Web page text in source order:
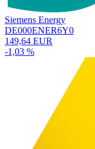
Siemens Energy
DE000ENER6Y0
149,64 EUR
-1,03 %